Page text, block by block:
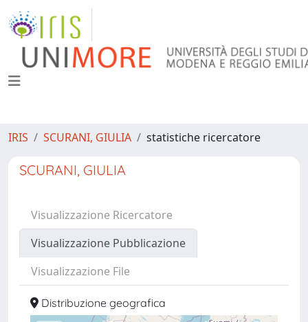
IRIS SCURANI, GIULIA statistiche ricercatore
SCURANI, GIULIA
Visualizzazione Ricercatore
Visualizzazione Pubblicazione
Visualizzazione File
Distribuzione geografica